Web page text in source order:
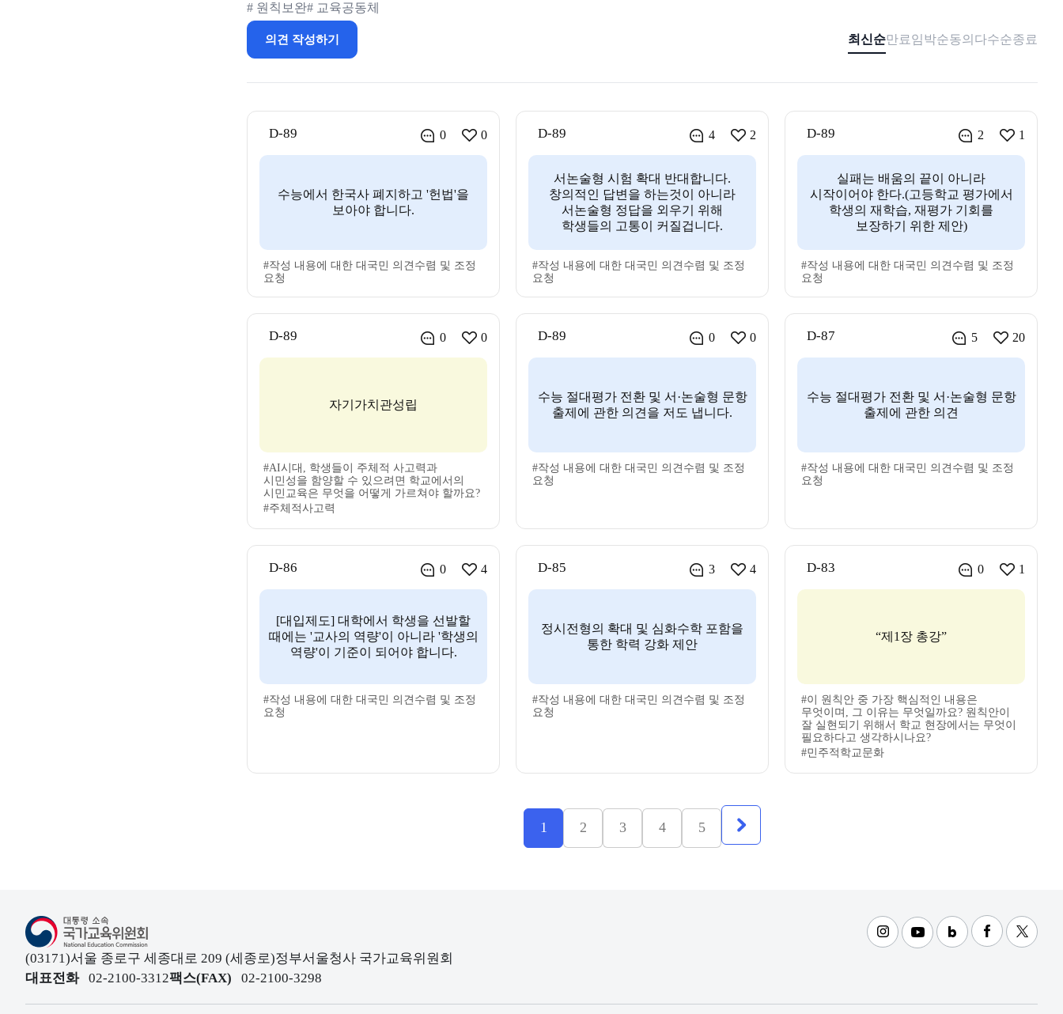
# 원칙보완
# 교육공동체
의견 작성하기 최신순만료임박순동의다수순종료
D-89 0 0
수능에서 한국사 폐지하고 '헌법'을
보아야 합니다.
#작성 내용에 대한 대국민 의견수렴 및 조정
요청
D-89 4 2
서논술형 시험 확대 반대합니다.
창의적인 답변을 하는것이 아니라
서논술형 정답을 외우기 위해
학생들의 고통이 커질겁니다.
#작성 내용에 대한 대국민 의견수렴 및 조정
요청
D-89 2 1
실패는 배움의 끝이 아니라
시작이어야 한다.(고등학교 평가에서
학생의 재학습, 재평가 기회를
보장하기 위한 제안)
#작성 내용에 대한 대국민 의견수렴 및 조정
요청
D-89 0 0
자기가치관성립
#AI시대, 학생들이 주체적 사고력과
시민성을 함양할 수 있으려면 학교에서의
시민교육은 무엇을 어떻게 가르쳐야 할까요?
#주체적사고력
D-89 0 0
수능 절대평가 전환 및 서·논술형 문항
출제에 관한 의견을 저도 냅니다.
#작성 내용에 대한 대국민 의견수렴 및 조정
요청
D-87 5 20
수능 절대평가 전환 및 서·논술형 문항
출제에 관한 의견
#작성 내용에 대한 대국민 의견수렴 및 조정
요청
D-86 0 4
[대입제도] 대학에서 학생을 선발할
때에는 '교사의 역량'이 아니라 '학생의
역량'이 기준이 되어야 합니다.
#작성 내용에 대한 대국민 의견수렴 및 조정
요청
D-85 3 4
정시전형의 확대 및 심화수학 포함을
통한 학력 강화 제안
#작성 내용에 대한 대국민 의견수렴 및 조정
요청
D-83 0 1
“제1장 총강”
#이 원칙안 중 가장 핵심적인 내용은
무엇이며, 그 이유는 무엇일까요? 원칙안이
잘 실현되기 위해서 학교 현장에서는 무엇이
필요하다고 생각하시나요?
#민주적학교문화
1 2 3 4 5
다음
대통령소속 국가교육위원회
(03171)서울 종로구 세종대로 209 (세종로)정부서울청사 국가교육위원회
대표전화
02-2100-3312팩스(FAX) 02-2100-3298